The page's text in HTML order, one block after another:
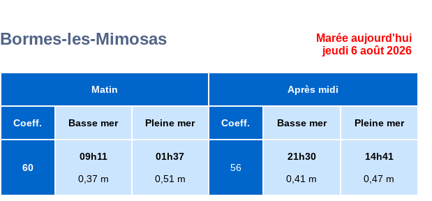
Bormes-les-Mimosas
Marée aujourd'hui
jeudi 6 août 2026
Matin Après midi
Coeff. Basse mer Pleine mer Coeff. Basse mer Pleine mer
60
09h11
0,37 m
01h37
0,51 m
56
21h30
0,41 m
14h41
0,47 m